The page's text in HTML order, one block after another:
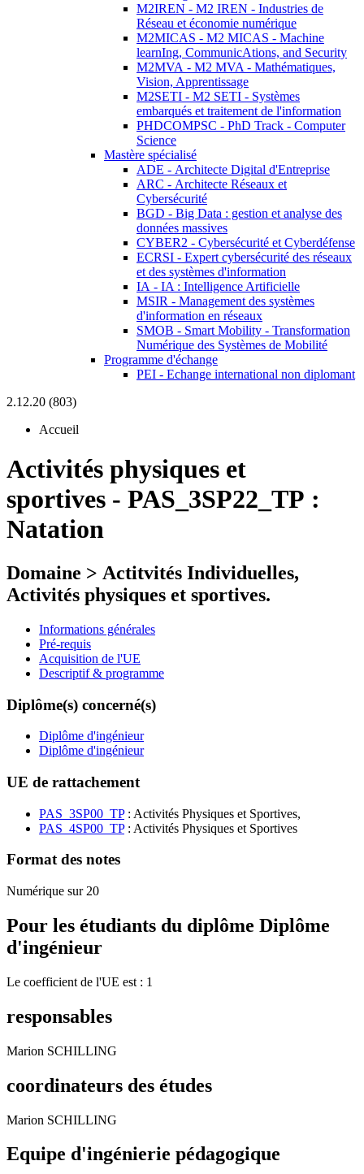
M2IREN - M2 IREN - Industries de
Réseau et économie numérique
M2MICAS - M2 MICAS - Machine
learnIng, CommunicAtions, and Security
M2MVA - M2 MVA - Mathématiques,
Vision, Apprentissage
M2SETI - M2 SETI - Systèmes
embarqués et traitement de l'information
PHDCOMPSC - PhD Track - Computer
Science
Mastère spécialisé
ADE - Architecte Digital d'Entreprise
ARC - Architecte Réseaux et
Cybersécurité
BGD - Big Data : gestion et analyse des
données massives
CYBER2 - Cybersécurité et Cyberdéfense
ECRSI - Expert cybersécurité des réseaux
et des systèmes d'information
IA - IA : Intelligence Artificielle
MSIR - Management des systèmes
d'information en réseaux
SMOB - Smart Mobility - Transformation
Numérique des Systèmes de Mobilité
Programme d'échange
PEI - Echange international non diplomant
2.12.20 (803)
Accueil
Activités physiques et
sportives - PAS_3SP22_TP :
Natation
Domaine > Actitvités Individuelles,
Activités physiques et sportives.
Informations générales
Pré-requis
Acquisition de l'UE
Descriptif & programme
Diplôme(s) concerné(s)
Diplôme d'ingénieur
Diplôme d'ingénieur
UE de rattachement
PAS_3SP00_TP: Activités Physiques et Sportives,
PAS_4SP00_TP: Activités Physiques et Sportives
Format des notes
Numérique sur 20
Pour les étudiants du diplôme Diplôme
d'ingénieur
Le coefficient de l'UE est : 1
responsables
Marion SCHILLING
coordinateurs des études
Marion SCHILLING
Equipe d'ingénierie pédagogique